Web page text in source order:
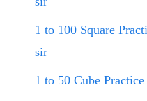
1 to 100 Square
sir
1 to 50 Cube